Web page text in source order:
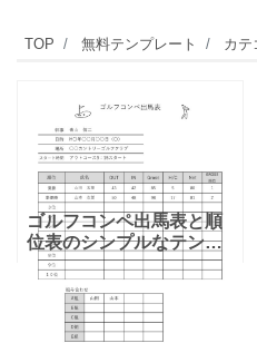
TOP 無料テンプレート カテ
ゴルフコンペ出馬表と順
位表のシンプルなテンプ
レートとなり、１組４名
のチームが５チームでゴ
ルフコンペを行うことを
想定して作成していま
す。 幹事、日時、場所、